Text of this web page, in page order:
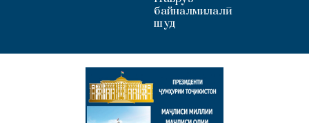
байналмилалӣ
шуд